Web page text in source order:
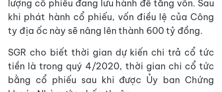
lượng cổ phiếu đang lưu hành để tăng vốn. Sau
khi phát hành cổ phiếu, vốn điều lệ của Công
ty địa ốc này sẽ nâng lên thành 600 tỷ đồng.
SGR cho biết thời gian dự kiến chi trả cổ tức
tiền là trong quý 4/2020, thời gian chi cổ tức
bằng cổ phiếu sau khi được Ủy ban Chứng